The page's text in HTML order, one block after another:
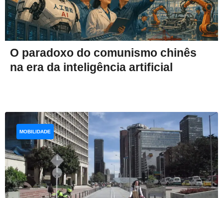
O paradoxo do comunismo chinês
na era da inteligência artificial
MOBILIDADE